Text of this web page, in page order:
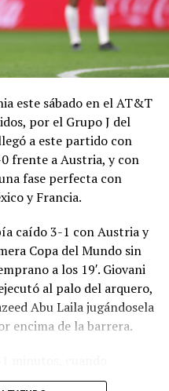
este sábado en el AT&T
por el Grupo J del
a este partido con
frente a Austria, y con
fase perfecta con
y Francia.
caído 3-1 con Austria y
Copa del Mundo sin
a los 19′. Giovani
al palo del arquero,
Abu Laila jugándosela
encima de la barrera.
el 2-0. El Toro